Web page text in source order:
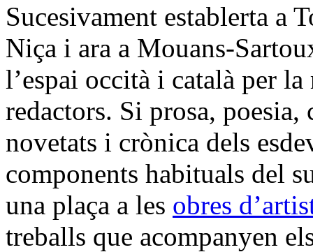
Sucesivament establerta a
Niça i ara a Mouans-
l’espai occità i català per
redactors. Si prosa,
novetats i crònica dels
components habituals del
una plaça a les obres
treballs que acompanyen